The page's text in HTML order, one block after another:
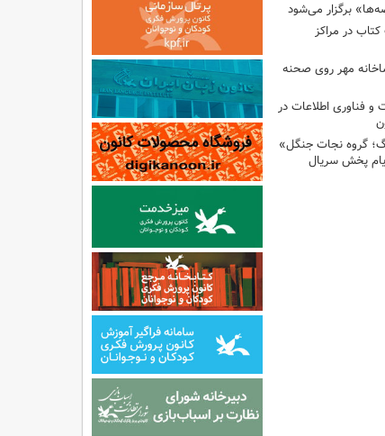
برگزار می‌شود
کتاب در مراکز
مهر روی صحنه
و فناوری اطلاعات در
گروه نجات جنگل»
پخش سریال